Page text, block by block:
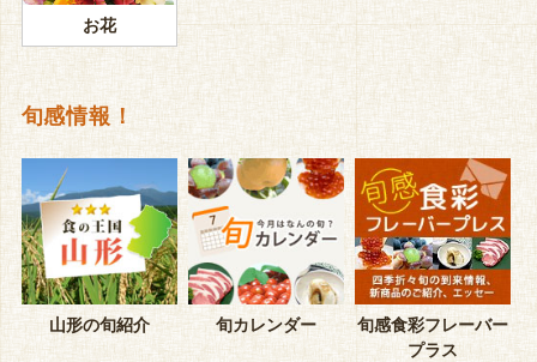
お花
旬感情報！
山形の旬紹介 旬カレンダー
旬感食彩フレーバー
プラス